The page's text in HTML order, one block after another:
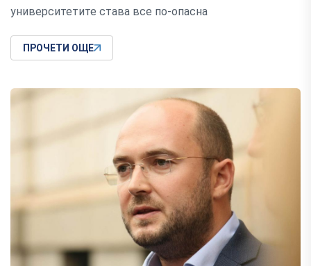
университетите става все по-опасна
ПРОЧЕТИ ОЩЕ